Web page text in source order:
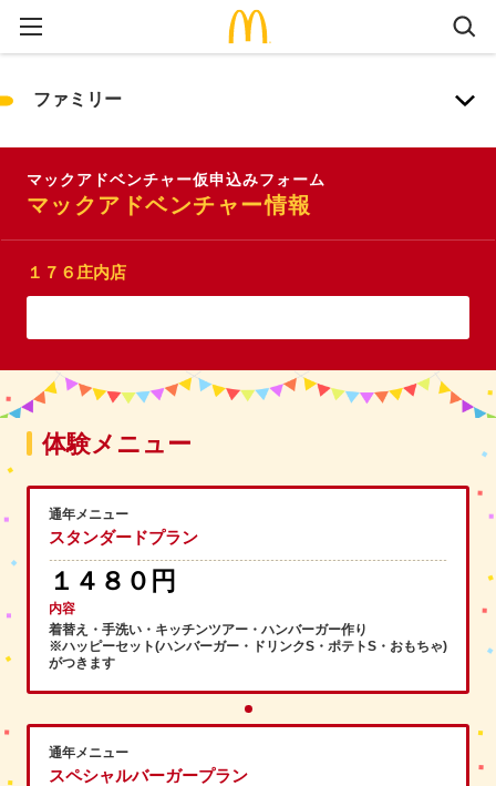
ファミリー
マックアドベンチャー仮申込みフォーム
マックアドベンチャー情報
１７６庄内店
体験メニュー
通年メニュー
スタンダードプラン
１４８０円
内容
着替え・手洗い・キッチンツアー・ハンバーガー作り
※ハッピーセット(ハンバーガー・ドリンクS・ポテトS・おもちゃ)
がつきます
通年メニュー
スペシャルバーガープラン